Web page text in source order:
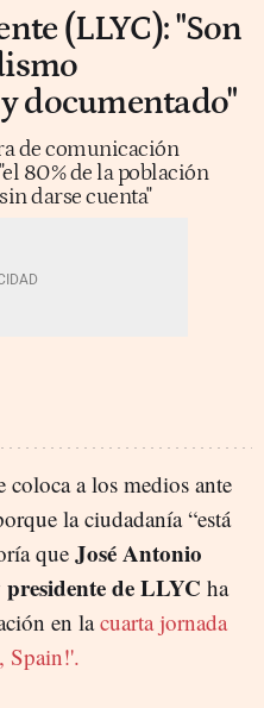
(LLYC): "Son
documentado"
de comunicación
80% de la población
darse cuenta"
a los medios ante
la ciudadanía “está
que José Antonio
de LLYC ha
en lacuarta jornada
Spain!'.